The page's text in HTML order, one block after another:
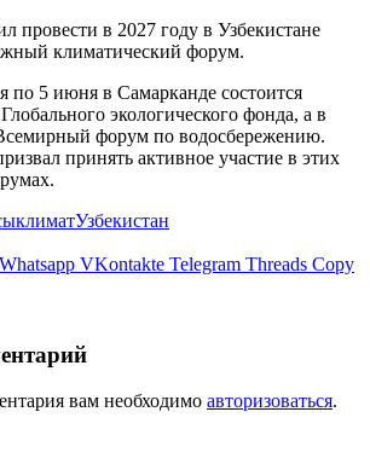
провести в 2027 году в Узбекистане
климатический форум.
по 5 июня в Самарканде состоится
экологического фонда, а в
форум по водосбережению.
принять активное участие в этих
климатУзбекистан
Whatsapp VKontakte Telegram Threads Copy
вам необходимо авторизоваться.